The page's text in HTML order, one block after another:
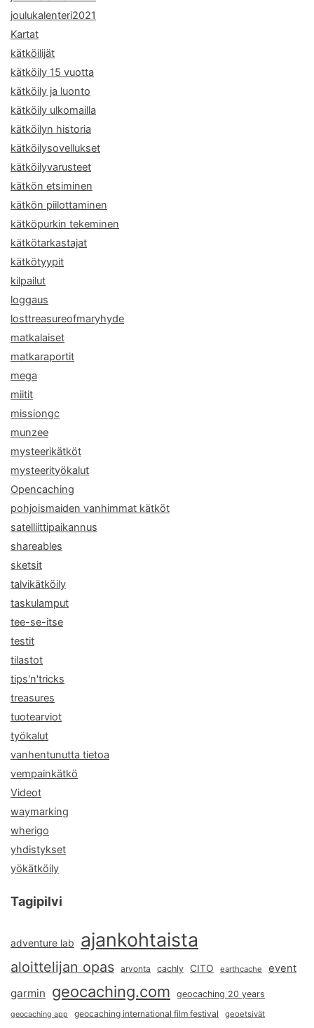
joulukalenteri2021
Kartat
kätköilijät
kätköily 15 vuotta
kätköily ja luonto
kätköily ulkomailla
kätköilyn historia
kätköilysovellukset
kätköilyvarusteet
kätkön etsiminen
kätkön piilottaminen
kätköpurkin tekeminen
kätkötarkastajat
kätkötyypit
kilpailut
loggaus
losttreasureofmaryhyde
matkalaiset
matkaraportit
mega
miitit
missiongc
munzee
mysteerikätköt
mysteerityökalut
Opencaching
pohjoismaiden vanhimmat kätköt
satelliittipaikannus
shareables
sketsit
talvikätköily
taskulamput
tee-se-itse
testit
tilastot
tips'n'tricks
treasures
tuotearviot
työkalut
vanhentunutta tietoa
vempainkätkö
Videot
waymarking
wherigo
yhdistykset
yökätköily
Tagipilvi
adventure lab ajankohtaista
aloittelijan opas arvonta cachly CITO earthcache event
garmin geocaching.com geocaching 20 years
geocaching app geocaching international film festival geoetsivät